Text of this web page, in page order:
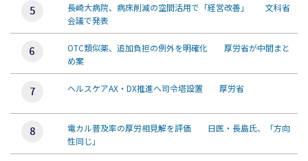
長崎大病院、病床削減の空間活用で「経営改善」 文科省
会議で発表
OTC類似薬、追加負担の例外を明確化 厚労省が中間まと
め案
ヘルスケアAX・DX推進へ司令塔設置 厚労省
電カル普及率の厚労相見解を評価 日医・長島氏、「方向
性同じ」